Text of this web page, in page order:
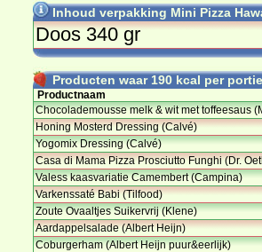
Inhoud verpakking Mini Pizza
Doos 340 gr
Producten waar 190 kcal per
Productnaam
Chocolademousse melk & wit met toffeesaus
Honing Mosterd Dressing (Calvé)
Yogomix Dressing (Calvé)
Casa di Mama Pizza Prosciutto Funghi (Dr.
Valess kaasvariatie Camembert (Campina)
Varkenssaté Babi (Tilfood)
Zoute Ovaaltjes Suikervrij (Klene)
Aardappelsalade (Albert Heijn)
Coburgerham (Albert Heijn puur&eerlijk)